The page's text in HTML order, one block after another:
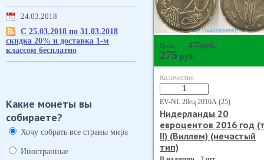
24.03.2018
С 25.03.2018 по 31.03.2018
скидка 20% и доставка 1-м
классом бесплатно
Какие монеты вы
собираете?
Хочу собрать все страны мира
Иностранные
Цена 475руб.
275 руб.
Количество
EV-NL 20ец 2016А (25)
Нидерланды 20
евроцентов 2016 год
II) (Виллем) (нечастый
тип)